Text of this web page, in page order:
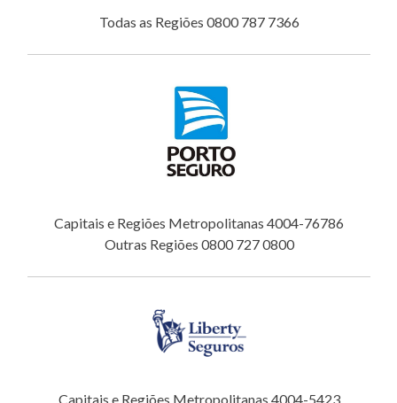
Todas as Regiões 0800 787 7366
Capitais e Regiões Metropolitanas 4004-76786
Outras Regiões 0800 727 0800
Capitais e Regiões Metropolitanas 4004-5423